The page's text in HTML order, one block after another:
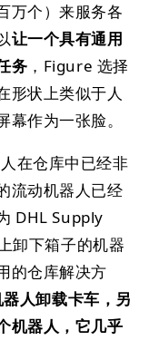
万个）来服务各
让一个具有通用
务 ，Figure 选择
形状上类似于人
作为一张脸。
在仓库中已经非
流动机器人已经
DHL Supply
卸下箱子的机器
的仓库解决方
人卸载卡车，另
机器人，它几乎